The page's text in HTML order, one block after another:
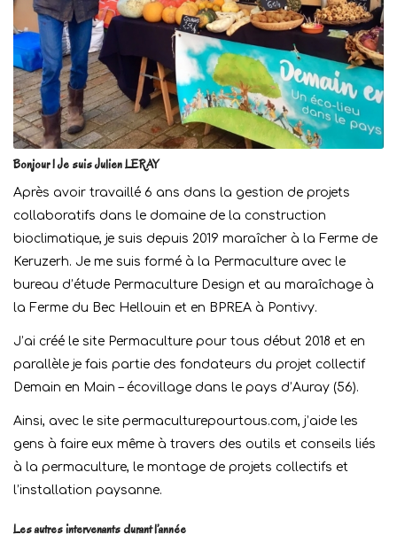
Bonjour ! Je suis Julien LERAY
Après avoir travaillé 6 ans dans la gestion de projets
collaboratifs dans le domaine de la construction
bioclimatique, je suis depuis 2019 maraîcher à la Ferme de
Keruzerh. Je me suis formé à la Permaculture avec le
bureau d’étude Permaculture Design et au maraîchage à
la Ferme du Bec Hellouin et en BPREA à Pontivy.
J’ai créé le site Permaculture pour tous début 2018 et en
parallèle je fais partie des fondateurs du projet collectif
Demain en Main – écovillage dans le pays d’Auray (56).
Ainsi, avec le site permaculturepourtous.com, j’aide les
gens à faire eux même à travers des outils et conseils liés
à la permaculture, le montage de projets collectifs et
l’installation paysanne.
Les autres intervenants durant l’année